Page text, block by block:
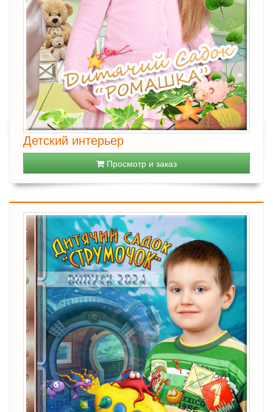
Детский интерьер
Просмотр и заказ